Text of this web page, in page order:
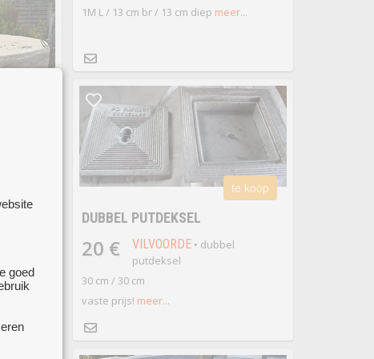
goed
1M L / 13 cm br / 13 cm diep meer...
te koop
DUBBEL PUTDEKSEL
20 € VILVOORDE • dubbel
putdeksel
30 cm / 30 cm
vaste prijs! meer...